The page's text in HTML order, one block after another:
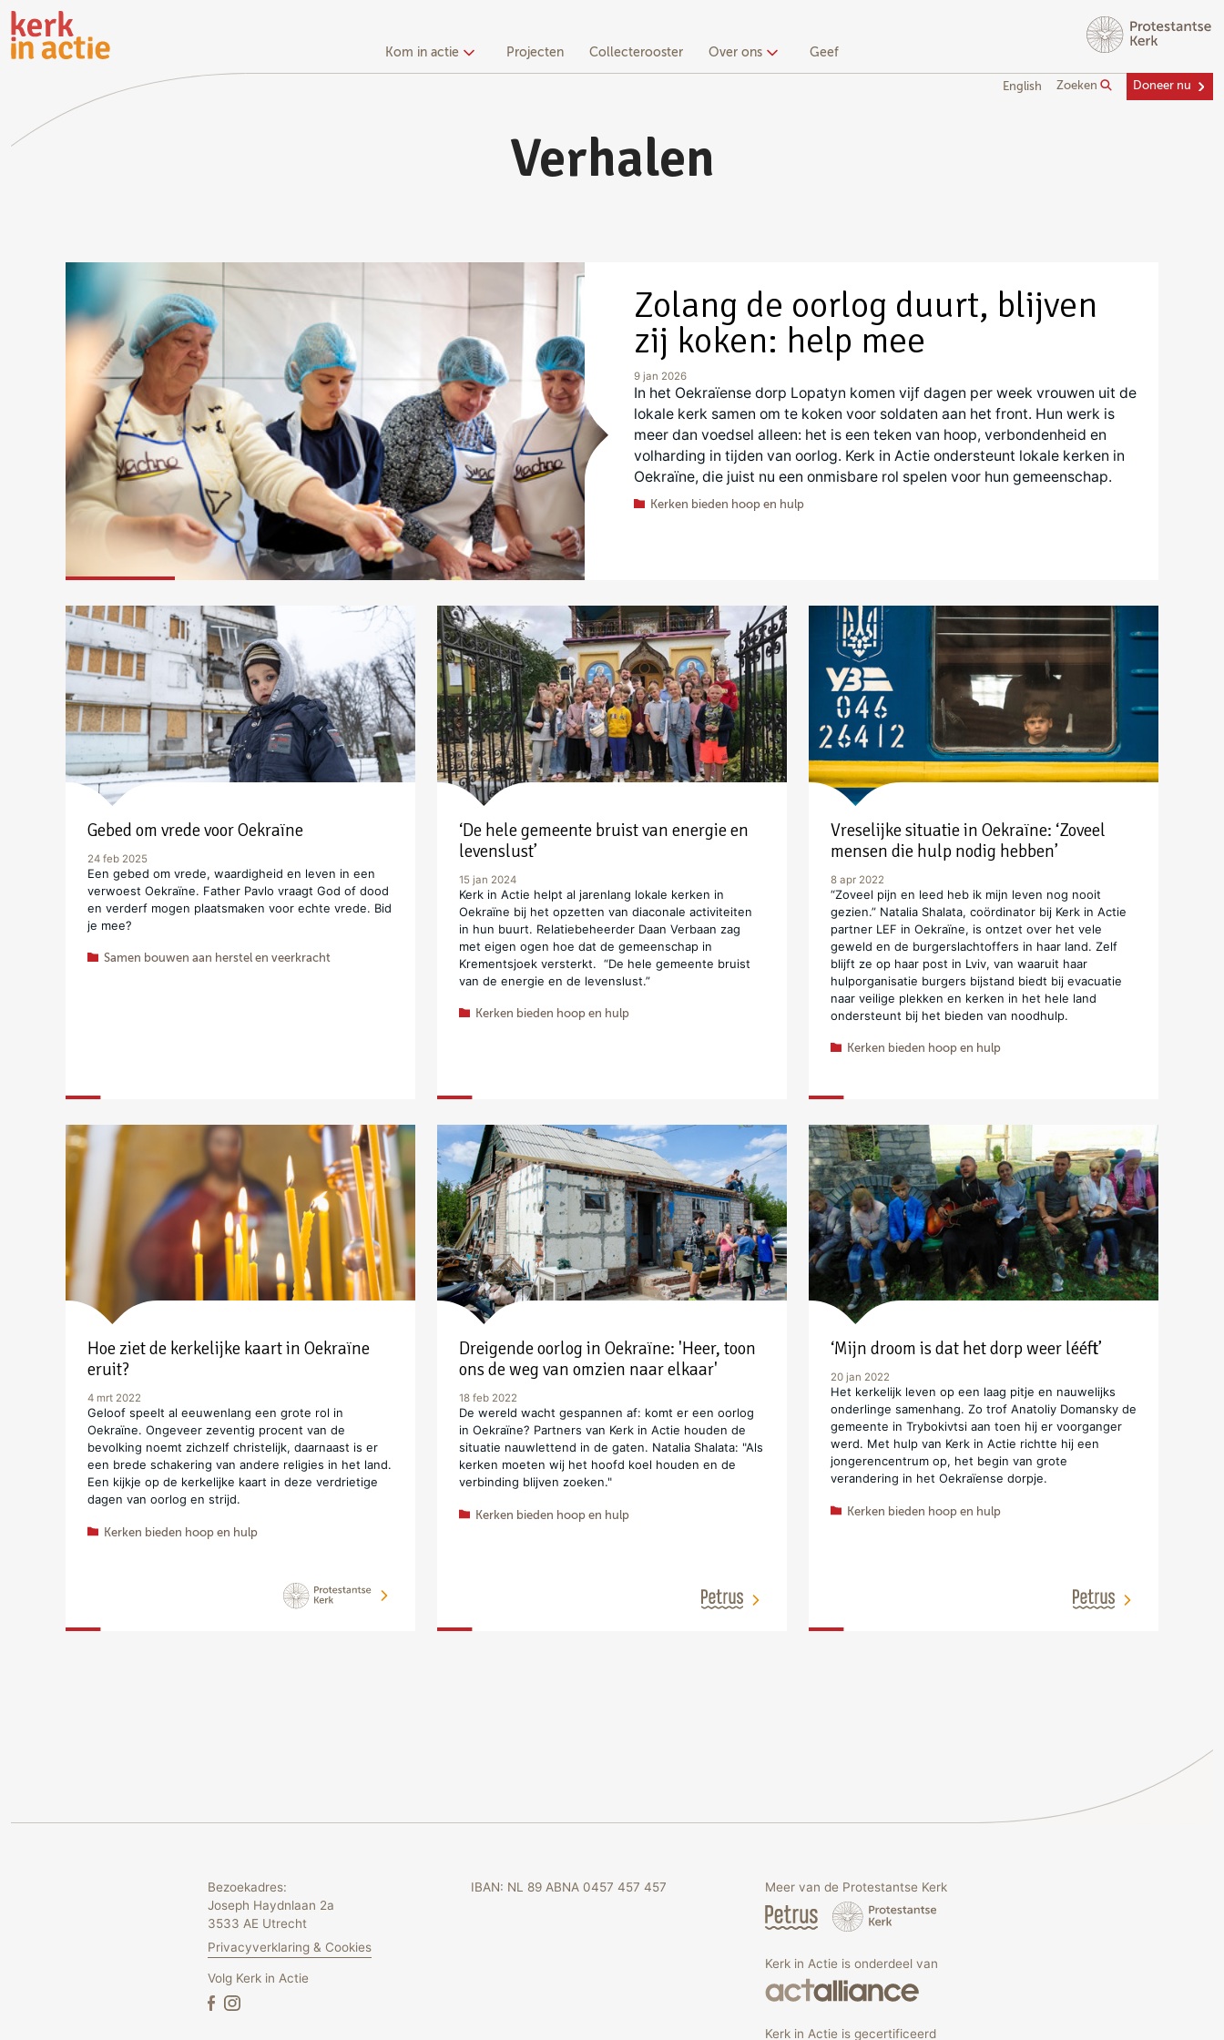
Doorgaan
naar
hoofdinhoud
Kom in actie Projecten Collecterooster Over ons Geef
English Zoeken Doneer nu
Verhalen
Zolang de oorlog duurt, blijven
zij koken: help mee
9 jan 2026
In het Oekraïense dorp Lopatyn komen vijf dagen per week vrouwen uit de
lokale kerk samen om te koken voor soldaten aan het front. Hun werk is
meer dan voedsel alleen: het is een teken van hoop, verbondenheid en
volharding in tijden van oorlog. Kerk in Actie ondersteunt lokale kerken in
Oekraïne, die juist nu een onmisbare rol spelen voor hun gemeenschap.
Kerken bieden hoop en hulp
Gebed om vrede voor Oekraïne
24 feb 2025
Een gebed om vrede, waardigheid en leven in een
verwoest Oekraïne. Father Pavlo vraagt God of dood
en verderf mogen plaatsmaken voor echte vrede. Bid
je mee?
Samen bouwen aan herstel en veerkracht
‘De hele gemeente bruist van energie en
levenslust’
15 jan 2024
Kerk in Actie helpt al jarenlang lokale kerken in
Oekraïne bij het opzetten van diaconale activiteiten
in hun buurt. Relatiebeheerder Daan Verbaan zag
met eigen ogen hoe dat de gemeenschap in
Krementsjoek versterkt. “De hele gemeente bruist
van de energie en de levenslust.”
Kerken bieden hoop en hulp
Vreselijke situatie in Oekraïne: ‘Zoveel
mensen die hulp nodig hebben’
8 apr 2022
“Zoveel pijn en leed heb ik mijn leven nog nooit
gezien.” Natalia Shalata, coördinator bij Kerk in Actie
partner LEF in Oekraïne, is ontzet over het vele
geweld en de burgerslachtoffers in haar land. Zelf
blijft ze op haar post in Lviv, van waaruit haar
hulporganisatie burgers bijstand biedt bij evacuatie
naar veilige plekken en kerken in het hele land
ondersteunt bij het bieden van noodhulp.
Kerken bieden hoop en hulp
Hoe ziet de kerkelijke kaart in Oekraïne
eruit?
4 mrt 2022
Geloof speelt al eeuwenlang een grote rol in
Oekraïne. Ongeveer zeventig procent van de
bevolking noemt zichzelf christelijk, daarnaast is er
een brede schakering van andere religies in het land.
Een kijkje op de kerkelijke kaart in deze verdrietige
dagen van oorlog en strijd.
Kerken bieden hoop en hulp
Dreigende oorlog in Oekraïne: 'Heer, toon
ons de weg van omzien naar elkaar'
18 feb 2022
De wereld wacht gespannen af: komt er een oorlog
in Oekraïne? Partners van Kerk in Actie houden de
situatie nauwlettend in de gaten. Natalia Shalata: "Als
kerken moeten wij het hoofd koel houden en de
verbinding blijven zoeken."
Kerken bieden hoop en hulp
‘Mijn droom is dat het dorp weer lééft’
20 jan 2022
Het kerkelijk leven op een laag pitje en nauwelijks
onderlinge samenhang. Zo trof Anatoliy Domansky de
gemeente in Trybokivtsi aan toen hij er voorganger
werd. Met hulp van Kerk in Actie richtte hij een
jongerencentrum op, het begin van grote
verandering in het Oekraïense dorpje.
Kerken bieden hoop en hulp
Bezoekadres:
Joseph Haydnlaan 2a
3533 AE Utrecht
Privacyverklaring & Cookies
Volg Kerk in Actie
IBAN: NL 89 ABNA 0457 457 457 Meer van de Protestantse Kerk
Kerk in Actie is onderdeel van
Kerk in Actie is gecertificeerd